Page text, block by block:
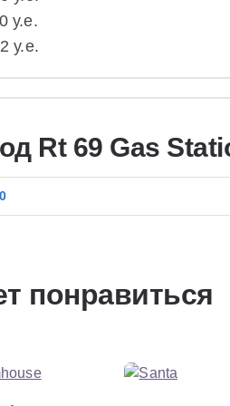
у.е.
у.е.
Rt 69 Gas
понравиться